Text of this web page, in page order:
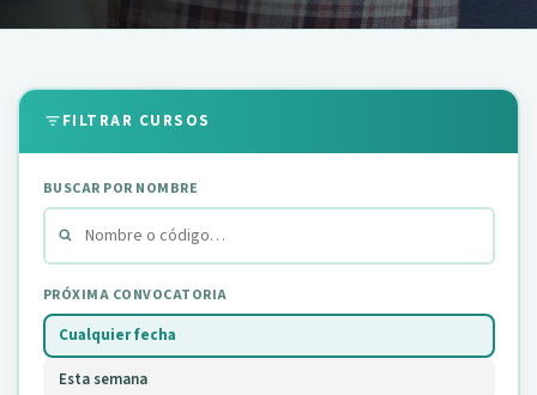
FILTRAR CURSOS
BUSCAR POR NOMBRE
PRÓXIMA CONVOCATORIA
Cualquier fecha
Esta semana